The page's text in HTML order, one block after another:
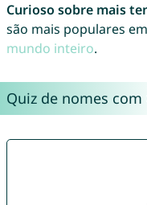
Curioso sobre mais
são mais populares em
mundo inteiro.
Quiz de nomes com